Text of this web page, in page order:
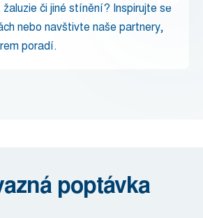
či jiné stínění? Inspirujte se
nebo navštivte naše partnery,
poradí.
poptávka